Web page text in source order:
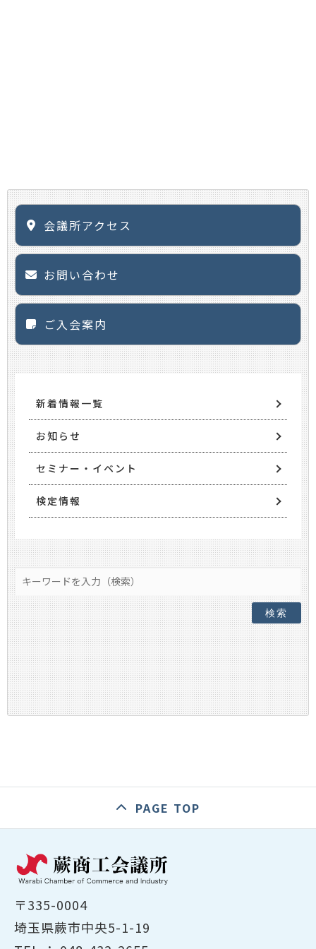
会議所アクセス
お問い合わせ
ご入会案内
新着情報一覧
お知らせ
セミナー・イベント
検定情報
検索
PAGE TOP
〒335-0004
埼玉県蕨市中央5-1-19